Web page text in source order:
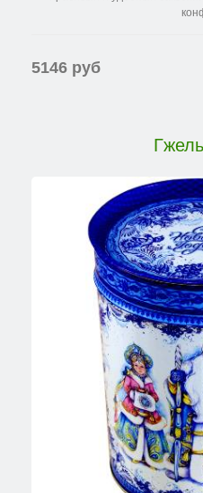
5146 руб